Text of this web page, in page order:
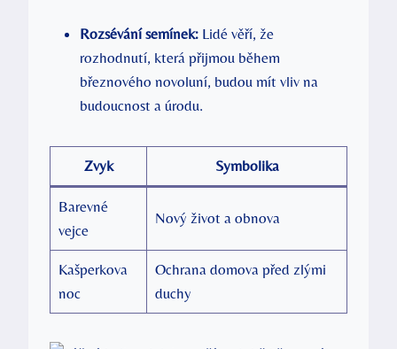
Rozsévání semínek: Lidé věří, že
rozhodnutí, která přijmou během
březnového novoluní, budou mít vliv na
budoucnost a úrodu.
Zvyk Symbolika
Barevné
vejce
Nový život a obnova
Kašperkova
noc
Ochrana domova před zlými
duchy